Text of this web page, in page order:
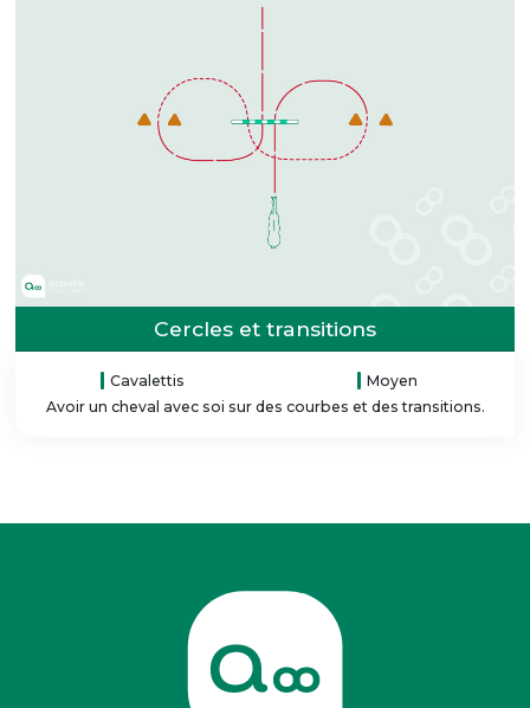
Cercles et transitions
Cavalettis
Moyen
Avoir un cheval avec soi sur des courbes et des transitions.